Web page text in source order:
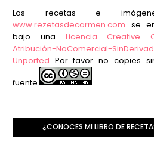
Las recetas e
www.rezetasdecarmen.com se
bajo una Licencia Creative
Atribución-NoComercial-
Unported Por favor no copies
fuente
¿CONOCES MI LIBRO DE